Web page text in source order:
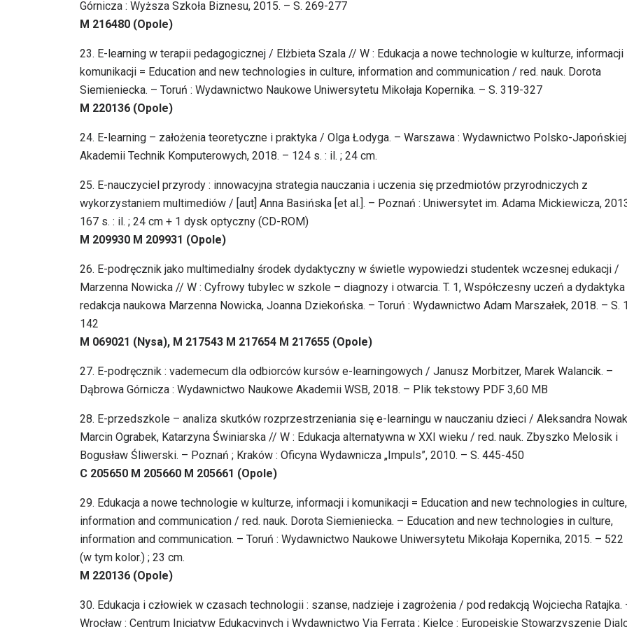
Górnicza : Wyższa Szkoła Biznesu, 2015. – S. 269-277
M 216480 (Opole)
23. E-learning w terapii pedagogicznej / Elżbieta Szala // W : Edukacja a nowe technologie w kulturze, informacji
komunikacji = Education and new technologies in culture, information and communication / red. nauk. Dorota
Siemieniecka. – Toruń : Wydawnictwo Naukowe Uniwersytetu Mikołaja Kopernika. – S. 319-327
M 220136 (Opole)
24. E-learning – założenia teoretyczne i praktyka / Olga Łodyga. – Warszawa : Wydawnictwo Polsko-Japońskiej
Akademii Technik Komputerowych, 2018. – 124 s. : il. ; 24 cm.
25. E-nauczyciel przyrody : innowacyjna strategia nauczania i uczenia się przedmiotów przyrodniczych z
wykorzystaniem multimediów / [aut] Anna Basińska [et al.]. – Poznań : Uniwersytet im. Adama Mickiewicza,
167 s. : il. ; 24 cm + 1 dysk optyczny (CD-ROM)
M 209930 M 209931 (Opole)
26. E-podręcznik jako multimedialny środek dydaktyczny w świetle wypowiedzi studentek wczesnej edukacji /
Marzenna Nowicka // W : Cyfrowy tubylec w szkole – diagnozy i otwarcia. T. 1, Współczesny uczeń a
redakcja naukowa Marzenna Nowicka, Joanna Dziekońska. – Toruń : Wydawnictwo Adam Marszałek, 2018. – S.
142
M 069021 (Nysa), M 217543 M 217654 M 217655 (Opole)
27. E-podręcznik : vademecum dla odbiorców kursów e-learningowych / Janusz Morbitzer, Marek Walancik. –
Dąbrowa Górnicza : Wydawnictwo Naukowe Akademii WSB, 2018. – Plik tekstowy PDF 3,60 MB
28. E-przedszkole – analiza skutków rozprzestrzeniania się e-learningu w nauczaniu dzieci / Aleksandra
Marcin Ograbek, Katarzyna Świniarska // W : Edukacja alternatywna w XXI wieku / red. nauk. Zbyszko Melosik i
Bogusław Śliwerski. – Poznań ; Kraków : Oficyna Wydawnicza „Impuls”, 2010. – S. 445-450
C 205650 M 205660 M 205661 (Opole)
29. Edukacja a nowe technologie w kulturze, informacji i komunikacji = Education and new technologies in culture,
information and communication / red. nauk. Dorota Siemieniecka. – Education and new technologies in culture,
information and communication. – Toruń : Wydawnictwo Naukowe Uniwersytetu Mikołaja Kopernika, 2015. – 522
(w tym kolor.) ; 23 cm.
M 220136 (Opole)
30. Edukacja i człowiek w czasach technologii : szanse, nadzieje i zagrożenia / pod redakcją Wojciecha Ratajka.
Wrocław : Centrum Inicjatyw Edukacyjnych i Wydawnictwo Via Ferrata ; Kielce : Europejskie Stowarzyszenie